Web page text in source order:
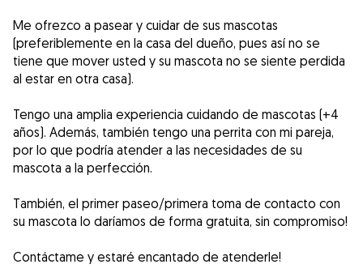
Me ofrezco a pasear y cuidar de sus mascotas
(preferiblemente en la casa del dueño, pues así no se
tiene que mover usted y su mascota no se siente perdida
al estar en otra casa).
Tengo una amplia experiencia cuidando de mascotas (+4
años). Además, también tengo una perrita con mi pareja,
por lo que podría atender a las necesidades de su
mascota a la perfección.
También, el primer paseo/primera toma de contacto con
su mascota lo daríamos de forma gratuita, sin compromiso!
Contáctame y estaré encantado de atenderle!